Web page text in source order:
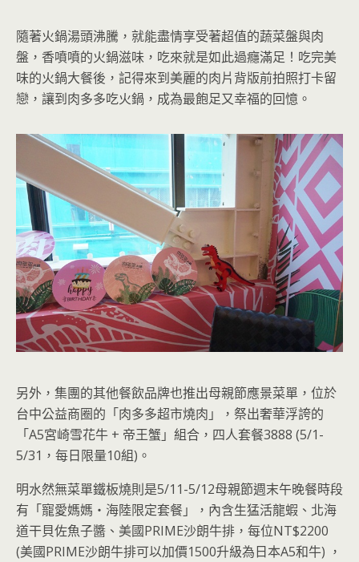
隨著火鍋湯頭沸騰，就能盡情享受著超值的蔬菜盤與肉
盤，香噴噴的火鍋滋味，吃來就是如此過癮滿足！吃完美
味的火鍋大餐後，記得來到美麗的肉片背版前拍照打卡留
戀，讓到肉多多吃火鍋，成為最飽足又幸福的回憶。
另外，集團的其他餐飲品牌也推出母親節應景菜單，位於
台中公益商圈的「肉多多超市燒肉」，祭出奢華浮誇的
「A5宮崎雪花牛 + 帝王蟹」組合，四人套餐3888 (5/1-
5/31，每日限量10組)。
明水然無菜單鐵板燒則是5/11-5/12母親節週末午晚餐時段
有「寵愛媽媽‧海陸限定套餐」，內含生猛活龍蝦、北海
道干貝佐魚子醬、美國PRIME沙朗牛排，每位NT$2200
(美國PRIME沙朗牛排可以加價1500升級為日本A5和牛) ，